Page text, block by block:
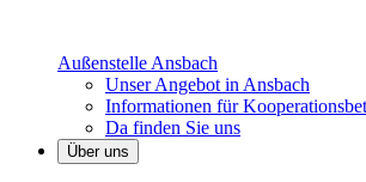
Außenstelle Ansbach
Unser Angebot in Ansbach
Informationen für
Da finden Sie uns
Über uns